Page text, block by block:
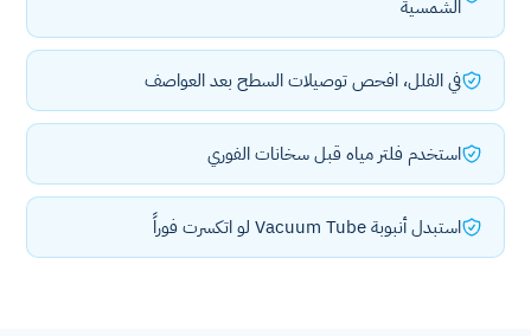
الشمسية
في الفلل، افحص توصيلات السطح بعد العواصف
استخدم فلتر مياه قبل سخانات الفوري
استبدل أنبوبة Vacuum Tube لو اتكسرت فوراً